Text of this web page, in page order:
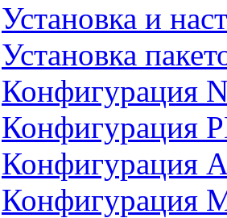
Установка и
Установка
Конфигурация
Конфигурация
Конфигурация
Конфигурация